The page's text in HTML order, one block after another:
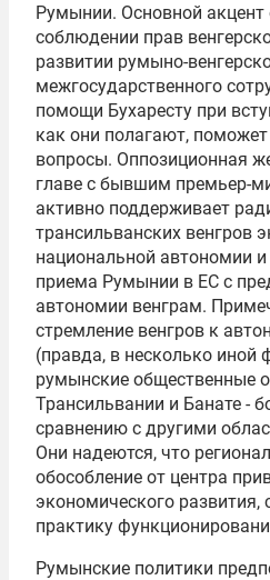
Румынии. Основной
соблюдении прав
развитии румыно-
межгосударственного
помощи Бухаресту при
как они полагают,
вопросы. Оппозиционная
главе с бывшим премьер-
активно поддерживает
трансильванских венгров
национальной автономии и
приема Румынии в ЕС с
автономии венграм.
стремление венгров к
(правда, в несколько иной
румынские общественные
Трансильвании и Банате -
сравнению с другими
Они надеются, что
обособление от центра
экономического развития,
практику
Румынские политики